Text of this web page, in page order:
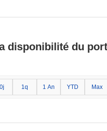
disponibilité du
1q 1 An YTD Max